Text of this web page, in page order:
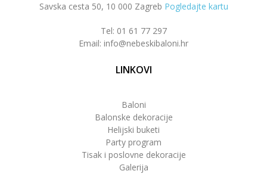
Savska cesta 50, 10 000 Zagreb Pogledajte kartu
Tel: 01 61 77 297
Email: info@nebeskibaloni.hr
LINKOVI
Baloni
Balonske dekoracije
Helijski buketi
Party program
Tisak i poslovne dekoracije
Galerija